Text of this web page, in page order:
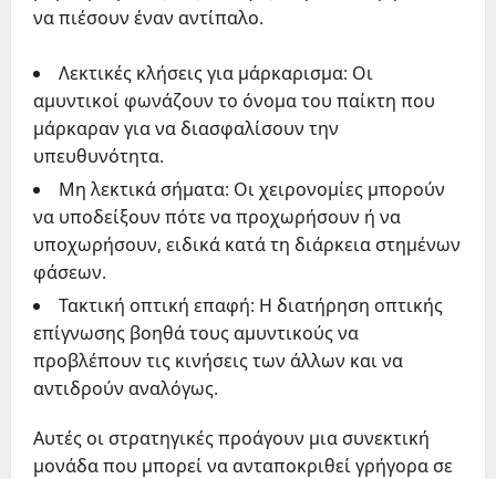
να πιέσουν έναν αντίπαλο.
Λεκτικές κλήσεις για μάρκαρισμα: Οι
αμυντικοί φωνάζουν το όνομα του παίκτη που
μάρκαραν για να διασφαλίσουν την
υπευθυνότητα.
Μη λεκτικά σήματα: Οι χειρονομίες μπορούν
να υποδείξουν πότε να προχωρήσουν ή να
υποχωρήσουν, ειδικά κατά τη διάρκεια στημένων
φάσεων.
Τακτική οπτική επαφή: Η διατήρηση οπτικής
επίγνωσης βοηθά τους αμυντικούς να
προβλέπουν τις κινήσεις των άλλων και να
αντιδρούν αναλόγως.
Αυτές οι στρατηγικές προάγουν μια συνεκτική
μονάδα που μπορεί να ανταποκριθεί γρήγορα σε